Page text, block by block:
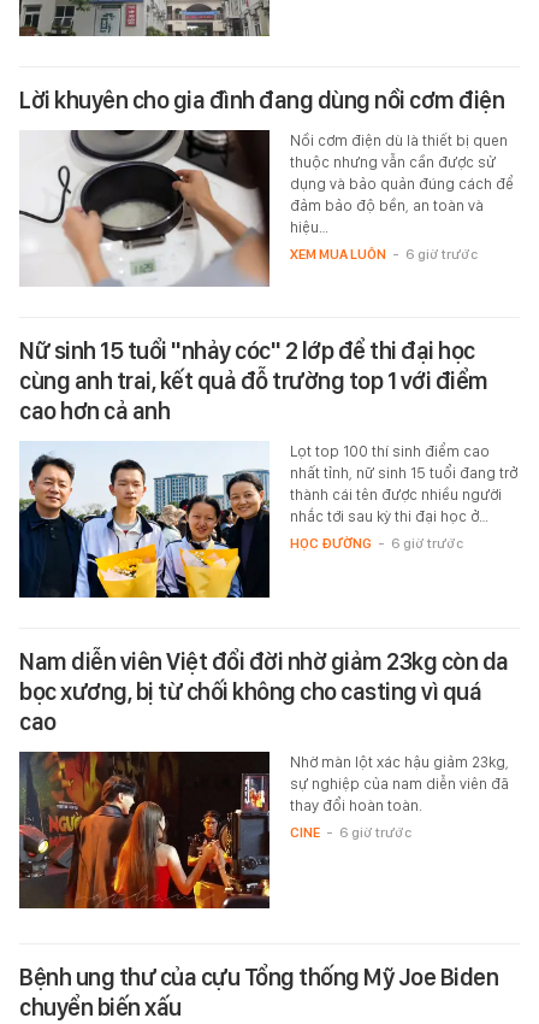
Lời khuyên cho gia đình đang dùng nồi cơm điện
Nồi cơm điện dù là thiết bị quen
thuộc nhưng vẫn cần được sử
dụng và bảo quản đúng cách để
đảm bảo độ bền, an toàn và
hiệu…
XEM MUA LUÔN - 6 giờ trước
Nữ sinh 15 tuổi "nhảy cóc" 2 lớp để thi đại học
cùng anh trai, kết quả đỗ trường top 1 với điểm
cao hơn cả anh
Lọt top 100 thí sinh điểm cao
nhất tỉnh, nữ sinh 15 tuổi đang trở
thành cái tên được nhiều người
nhắc tới sau kỳ thi đại học ở…
HỌC ĐƯỜNG - 6 giờ trước
Nam diễn viên Việt đổi đời nhờ giảm 23kg còn da
bọc xương, bị từ chối không cho casting vì quá
cao
Nhờ màn lột xác hậu giảm 23kg,
sự nghiệp của nam diễn viên đã
thay đổi hoàn toàn.
CINE - 6 giờ trước
Bệnh ung thư của cựu Tổng thống Mỹ Joe Biden
chuyển biến xấu